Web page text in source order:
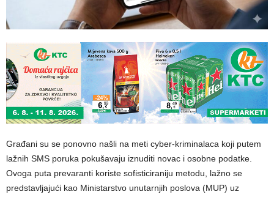
Građani su se ponovno našli na meti cyber-kriminalaca koji putem
lažnih SMS poruka pokušavaju iznuditi novac i osobne podatke.
Ovoga puta prevaranti koriste sofisticiraniju metodu, lažno se
predstavljajući kao Ministarstvo unutarnjih poslova (MUP) uz